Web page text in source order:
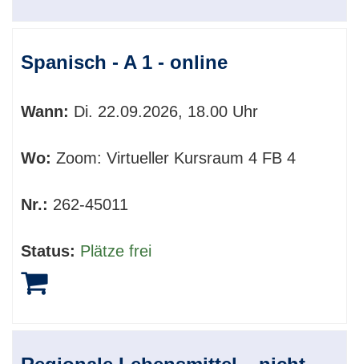
Spanisch - A 1 - online
Wann: Di. 22.09.2026, 18.00 Uhr
Wo: Zoom: Virtueller Kursraum 4 FB 4
Nr.: 262-45011
Status: Plätze frei